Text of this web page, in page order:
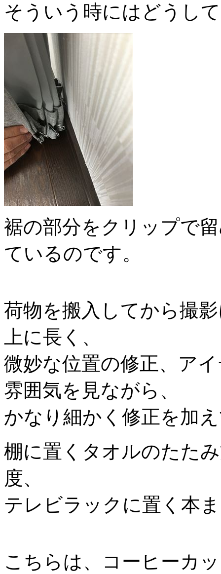
そういう時にはどうし
裾の部分をクリップで
ているのです。
荷物を搬入してから撮
上に長く、
微妙な位置の修正、ア
雰囲気を見ながら、
かなり細かく修正を加
棚に置くタオルのたた
度、
テレビラックに置く本
こちらは、コーヒーカ